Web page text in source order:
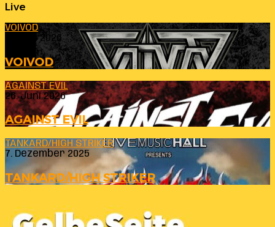
Live
VOIVOD
23. Juli 2026
VOIVOD
AGAINST EVIL
26. Juni 2026
AGAINST EVIL
TANKARD/HIGH STRIKER
7. Dezember 2025
TANKARD/HIGH STRIKER